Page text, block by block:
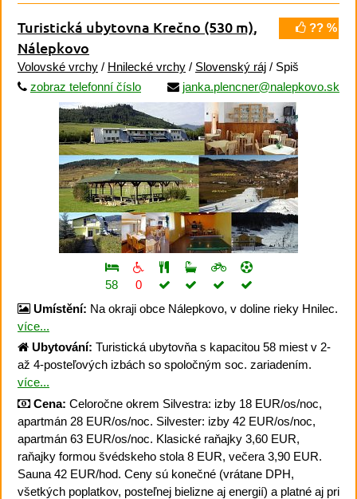
?? %
Turistická ubytovna Krečno (530 m),
Nálepkovo
Volovské vrchy / Hnilecké vrchy / Slovenský ráj / Spiš
zobraz telefonní číslo
janka.plencner@nalepkovo.sk
58
0
Umístění: Na okraji obce Nálepkovo, v doline rieky Hnilec.
více...
Ubytování: Turistická ubytovňa s kapacitou 58 miest v 2-
až 4-posteľových izbách so spoločným soc. zariadením.
více...
Cena: Celoročne okrem Silvestra: izby 18 EUR/os/noc,
apartmán 28 EUR/os/noc. Silvester: izby 42 EUR/os/noc,
apartmán 63 EUR/os/noc. Klasické raňajky 3,60 EUR,
raňajky formou švédskeho stola 8 EUR, večera 3,90 EUR.
Sauna 42 EUR/hod. Ceny sú konečné (vrátane DPH,
všetkých poplatkov, posteľnej bielizne aj energií) a platné aj pri